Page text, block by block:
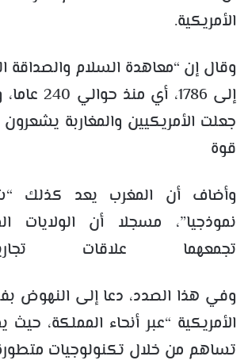
الأمريكية.
وقال إن “معاهدة السلام والصداقة
إلى 1786، أي
جعلت الأمريكيين والمغاربة يشعرون
قوة
وأضاف أن المغرب يعد كذلك
نموذجيا”، مسجلا أن الولايات
تجمعهما علاقات
وفي هذا الصدد، دعا إلى النهوض
الأمريكية “عبر أنحاء المملكة،
تساهم من خلال تكنولوجيات